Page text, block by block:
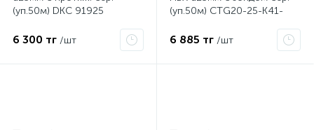
(уп.50м) DKC 91925
6 300 тг /шт
(уп.50м) CTG20-25-K41-
6 885 тг /шт